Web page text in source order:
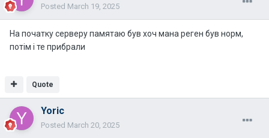
Posted March 19, 2025
На початку серверу памятаю був хоч мана реген був норм,
потім і те прибрали
Quote
Yoric
Posted March 20, 2025